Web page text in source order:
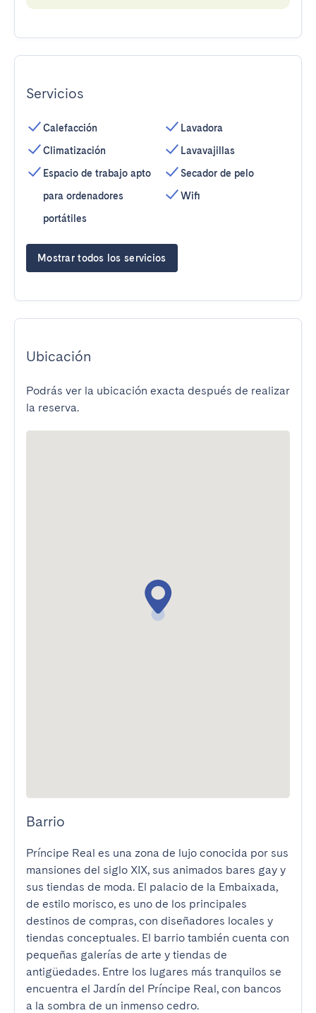
Servicios
Calefacción
Climatización
Espacio de trabajo apto
para ordenadores
portátiles
Lavadora
Lavavajillas
Secador de pelo
Wifi
Mostrar todos los servicios
Ubicación
Podrás ver la ubicación exacta después de realizar
la reserva.
Barrio
Príncipe Real es una zona de lujo conocida por sus
mansiones del siglo XIX, sus animados bares gay y
sus tiendas de moda. El palacio de la Embaixada,
de estilo morisco, es uno de los principales
destinos de compras, con diseñadores locales y
tiendas conceptuales. El barrio también cuenta con
pequeñas galerías de arte y tiendas de
antigüedades. Entre los lugares más tranquilos se
encuentra el Jardín del Príncipe Real, con bancos
a la sombra de un inmenso cedro.